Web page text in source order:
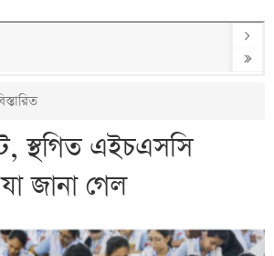
স্থগিত এইচএসসি
জানা গেল